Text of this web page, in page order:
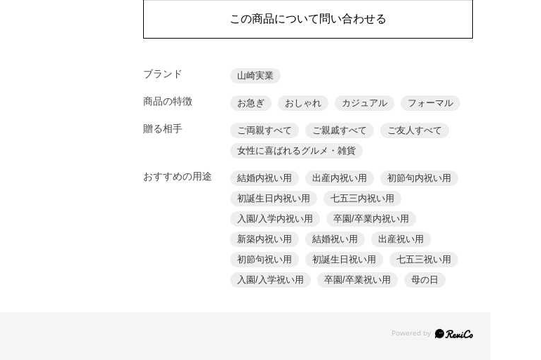
この商品について問い合わせる
ブランド 山崎実業
商品の特徴 お急ぎ おしゃれ カジュアル フォーマル
贈る相手 ご両親すべて ご親戚すべて
ご友人すべて
女性に喜ばれるグルメ・雑貨
おすすめの用途 結婚内祝い用 出産内祝い用
初節句内祝い用
初誕生日内祝い用
七五三内祝い用
入園/入学内祝い用
卒園/卒業内祝い用
新築内祝い用
結婚祝い用
出産祝い用
初節句祝い用
初誕生日祝い用
七五三祝い用
入園/入学祝い用
卒園/卒業祝い用 母の日